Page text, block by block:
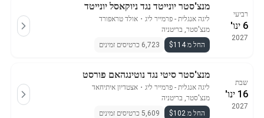
רביעי
6 ינו'
2027
מנצ'סטר יונייטד נגד ניוקאסל יונייטד
ליגה אנגלית - פרמייר ליג ・ אולד טראפורד
מנצ'סטר, בריטניה
החל מ $114
6,723 כרטיסים זמינים
שבת
16 ינו'
2027
מנצ'סטר סיטי נגד נוטינגהאם פורסט
ליגה אנגלית - פרמייר ליג ・ אצטדיון איתיחאד
מנצ'סטר, בריטניה
החל מ $102
5,609 כרטיסים זמינים